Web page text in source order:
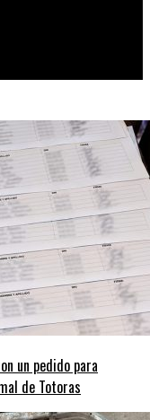
un pedido para
de Totoras